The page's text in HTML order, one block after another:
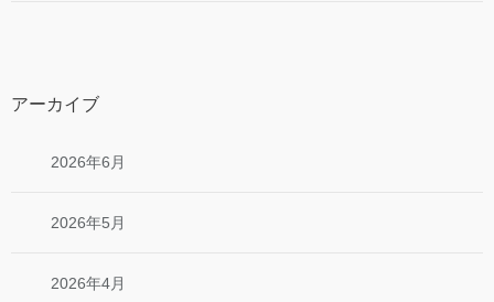
アーカイブ
2026年6月
2026年5月
2026年4月